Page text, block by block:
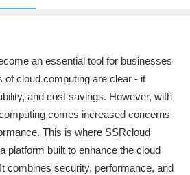
an essential tool for businesses
of cloud computing are clear - it
and cost savings. However, with
comes increased concerns
This is where SSRcloud
platform built to enhance the cloud
combines security, performance, and